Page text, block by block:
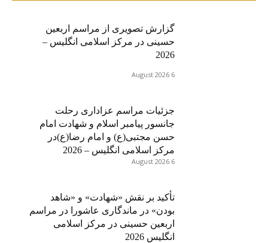
گزارش تصویری از مراسم اربعین
حسینی در مرکز اسلامی انگلیس –
2026
6 August 2026
جزئیات مراسم عزاداری رحلت
جانسور پیامبر اسلام و شهادت امام
حسن مجتبی(ع) و امام رضا(ع)در
مرکز اسلامی انگلیس – 2026
6 August 2026
تأکید بر نقش «شهادت» و «شاهد
بودن» در ماندگاری عاشورا در مراسم
اربعین حسینی در مرکز اسلامی
انگلیس 2026